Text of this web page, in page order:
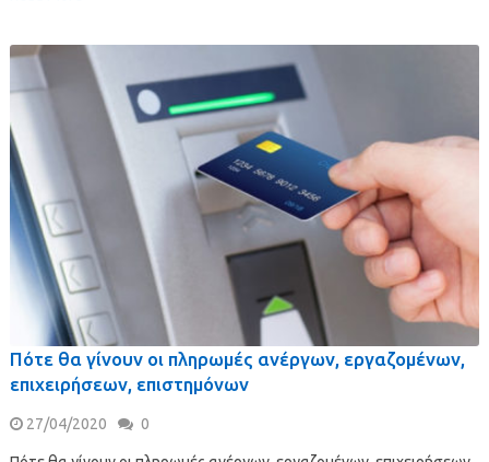
Πότε θα γίνουν οι πληρωμές ανέργων, εργαζομένων,
επιχειρήσεων, επιστημόνων
27/04/2020 0